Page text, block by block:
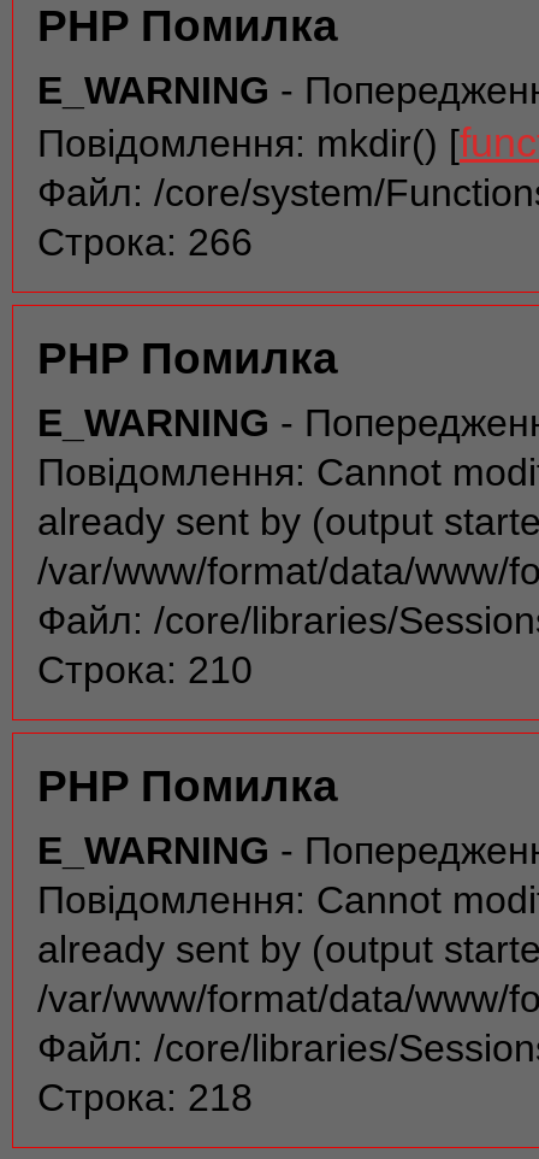
PHP Помилка
E_WARNING -
Повідомлення: mkdir() [
Файл: /core/system/
Строка: 266
PHP Помилка
E_WARNING -
Повідомлення: Cannot
already sent by (output
/var/www/format/data/www/
Файл: /core/libraries/
Строка: 210
PHP Помилка
E_WARNING -
Повідомлення: Cannot
already sent by (output
/var/www/format/data/www/
Файл: /core/libraries/
Строка: 218